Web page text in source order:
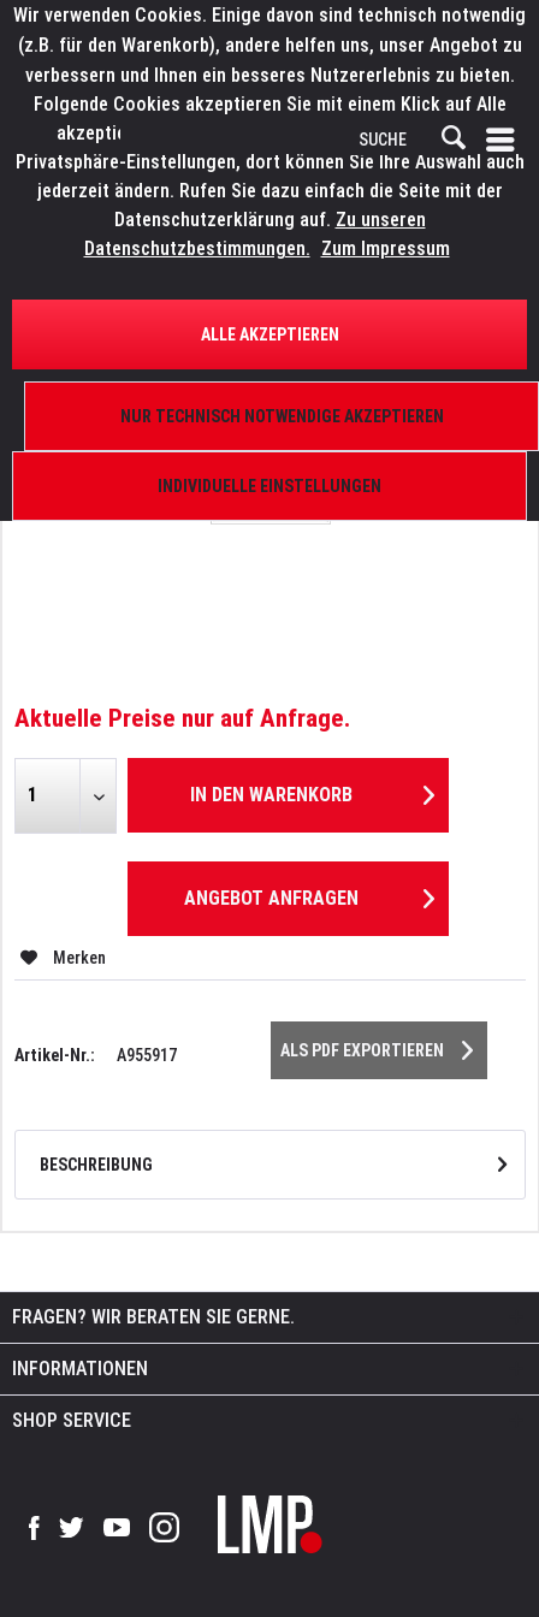
ÜBERSICHT ERSATZTEILE
LITECRAFT 2020201330
Aktuelle Preise nur auf Anfrage.
IN DEN WARENKORB
ANGEBOT ANFRAGEN
Merken
Artikel-Nr.: A955917 ALS PDF EXPORTIEREN
BESCHREIBUNG
FRAGEN? WIR BERATEN SIE GERNE.
INFORMATIONEN
SHOP SERVICE
Wir verwenden Cookies. Einige davon sind technisch notwendig
(z.B. für den Warenkorb), andere helfen uns, unser Angebot zu
verbessern und Ihnen ein besseres Nutzererlebnis zu bieten.
Folgende Cookies akzeptieren Sie mit einem Klick auf Alle
akzeptieren. Weitere Informationen finden Sie in den
Privatsphäre-Einstellungen, dort können Sie Ihre Auswahl auch
jederzeit ändern. Rufen Sie dazu einfach die Seite mit der
Datenschutzerklärung auf. Zu unseren
Datenschutzbestimmungen. Zum Impressum
INDIVIDUELLE EINSTELLUNGEN
NUR TECHNISCH NOTWENDIGE AKZEPTIEREN
ALLE AKZEPTIEREN